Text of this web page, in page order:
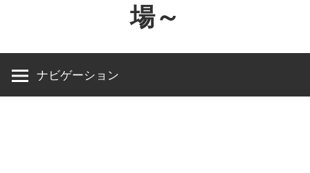
場～
ラ
ナビゲーション